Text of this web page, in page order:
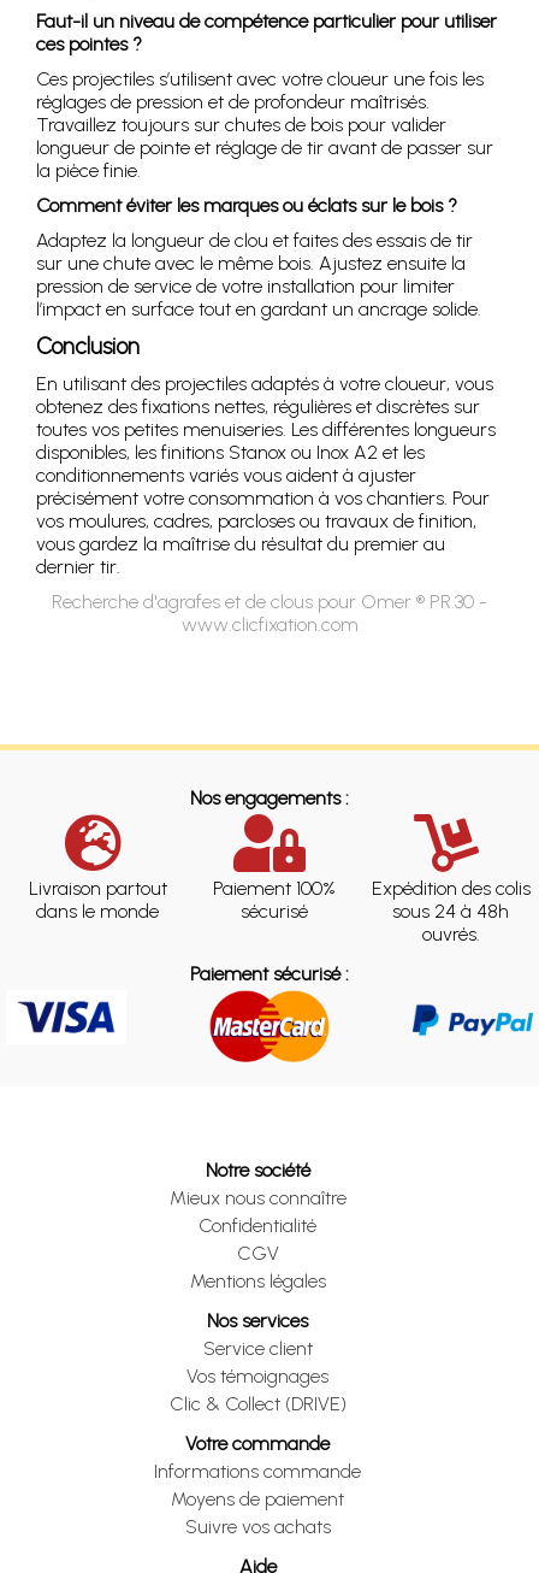
Faut-il un niveau de compétence particulier pour utiliser
ces pointes ?
Ces projectiles s’utilisent avec votre cloueur une fois les
réglages de pression et de profondeur maîtrisés.
Travaillez toujours sur chutes de bois pour valider
longueur de pointe et réglage de tir avant de passer sur
la pièce finie.
Comment éviter les marques ou éclats sur le bois ?
Adaptez la longueur de clou et faites des essais de tir
sur une chute avec le même bois. Ajustez ensuite la
pression de service de votre installation pour limiter
l’impact en surface tout en gardant un ancrage solide.
Conclusion
En utilisant des projectiles adaptés à votre cloueur, vous
obtenez des fixations nettes, régulières et discrètes sur
toutes vos petites menuiseries. Les différentes longueurs
disponibles, les finitions Stanox ou Inox A2 et les
conditionnements variés vous aident à ajuster
précisément votre consommation à vos chantiers. Pour
vos moulures, cadres, parcloses ou travaux de finition,
vous gardez la maîtrise du résultat du premier au
dernier tir.
Recherche d'agrafes et de clous pour Omer ® PR.30 -
www.clicfixation.com
Nos engagements :
Livraison partout
dans le monde
Paiement 100%
sécurisé
Expédition des colis
sous 24 à 48h
ouvrés.
Paiement sécurisé :
Notre société
Mieux nous connaître
Confidentialité
CGV
Mentions légales
Nos services
Service client
Vos témoignages
Clic & Collect (DRIVE)
Votre commande
Informations commande
Moyens de paiement
Suivre vos achats
Aide